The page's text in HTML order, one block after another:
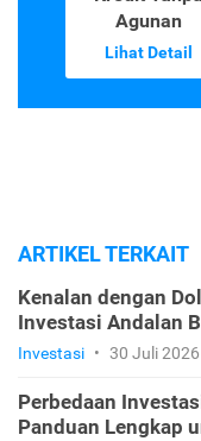
Agunan
Lihat Detail
ARTIKEL TERKAIT
Kenalan dengan
Investasi Andalan
Investasi • 30 Juli 2026
Perbedaan
Panduan Lengkap